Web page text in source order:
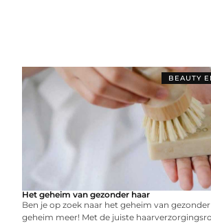
BEAUTY
Het geheim van gezonder haar
Ben je op zoek naar het geheim van
geheim meer! Met de juiste